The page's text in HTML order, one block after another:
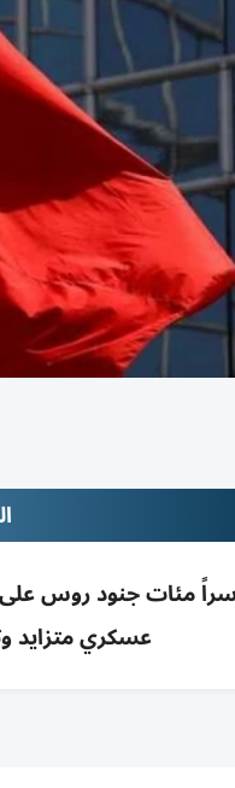
مئات جنود روس
عسكري متزايد